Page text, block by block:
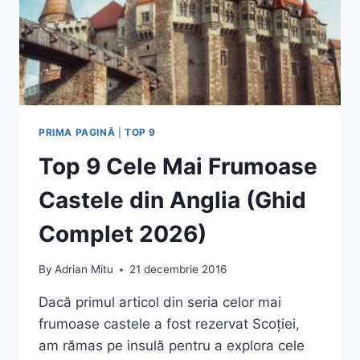
PRIMA PAGINĂ TOP 9
Top 9 Cele Mai Frumoase
Castele din Anglia (Ghid
Complet 2026)
By Adrian Mitu 21 decembrie 2016
Dacă primul articol din seria celor mai
frumoase castele a fost rezervat Scoției,
am rămas pe insulă pentru a explora cele